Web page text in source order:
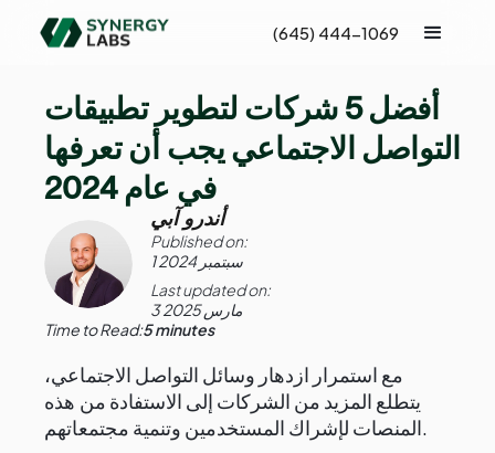
(645) 444-1069
أفضل 5 شركات لتطوير تطبيقات
التواصل الاجتماعي يجب أن تعرفها
في عام 2024
أندرو آبي
Published on:
1 سبتمبر 2024
Last updated on:
3 مارس 2025
Time to Read:5 minutes
مع استمرار ازدهار وسائل التواصل الاجتماعي،
يتطلع المزيد من الشركات إلى الاستفادة من هذه
المنصات لإشراك المستخدمين وتنمية مجتمعاتهم.